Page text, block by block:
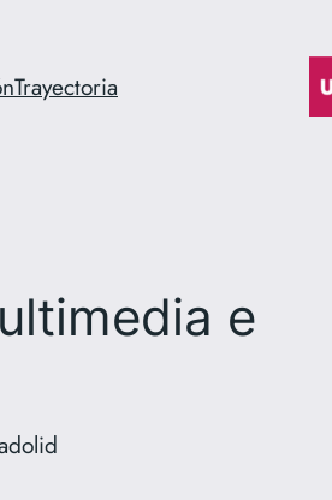
Trayectoria
e